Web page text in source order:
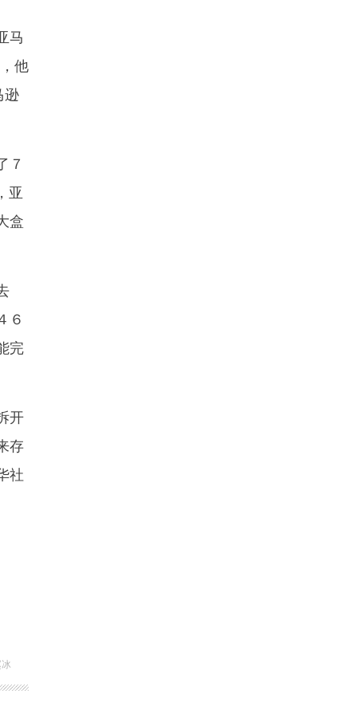
马
他
逊
７
亚
盒
６
完
开
存
社